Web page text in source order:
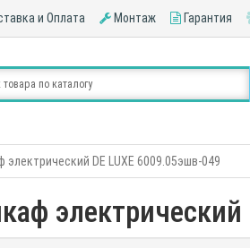
и Оплата Монтаж Гарантия
электрический DE LUXE 6009.05эшв-049